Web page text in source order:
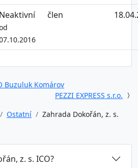
Neaktivní člen
Buzuluk Komárov
PEZZI EXPRESS s.r.o.
Ostatní Zahrada Dokořán, z. s.
z. s. ICO?